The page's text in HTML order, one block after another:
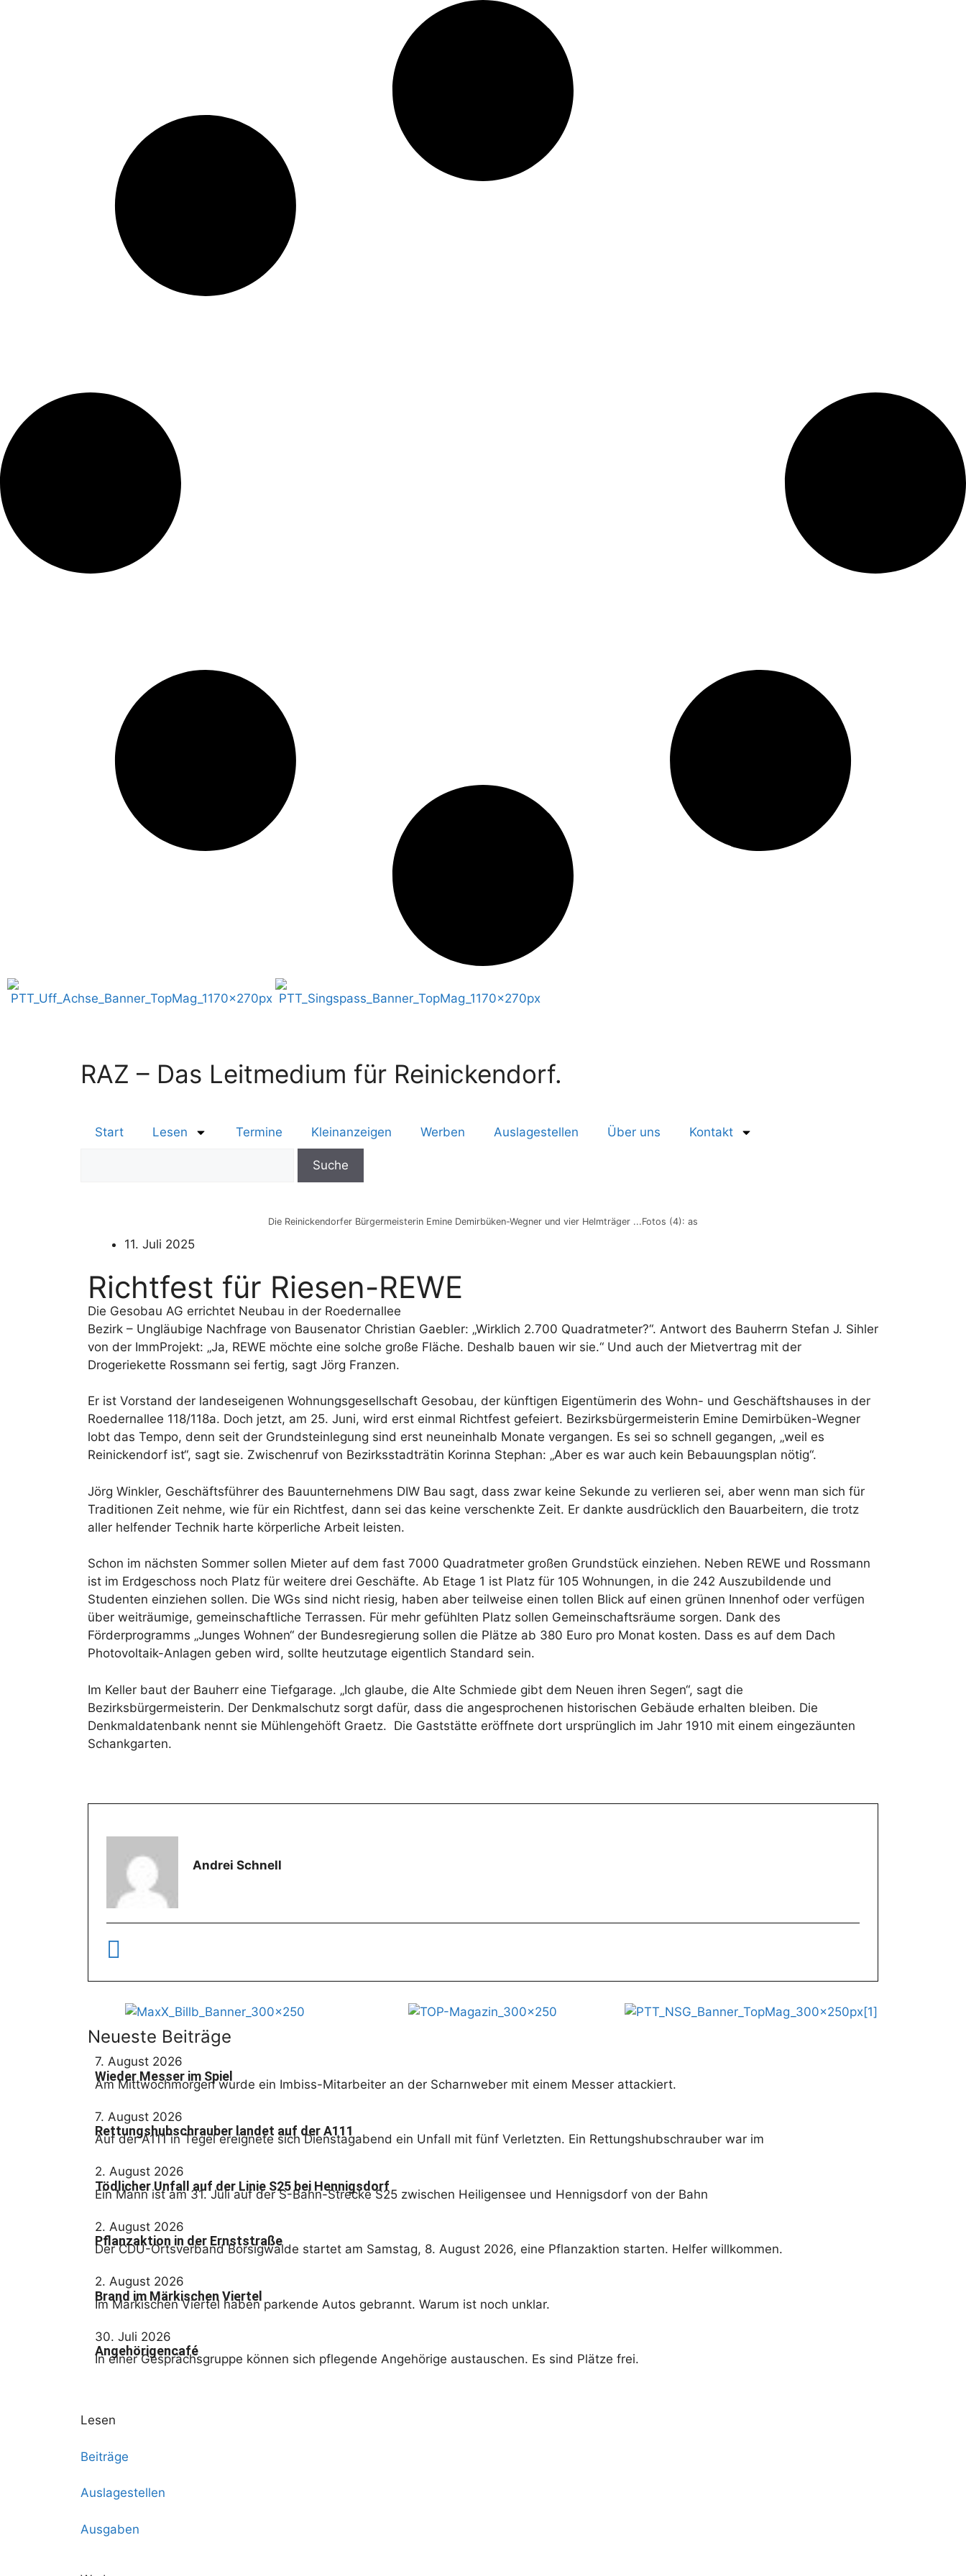
RAZ – Das Leitmedium für Reinickendorf.
Start Lesen Termine Kleinanzeigen Werben Auslagestellen Über uns Kontakt
Die Reinickendorfer Bürgermeisterin Emine Demirbüken-Wegner und vier Helmträger ...Fotos (4): as
11. Juli 2025
Richtfest für Riesen-REWE
Die Gesobau AG errichtet Neubau in der Roedernallee
Bezirk – Ungläubige Nachfrage von Bausenator Christian Gaebler: „Wirklich 2.700 Quadratmeter?“. Antwort des Bauherrn Stefan J. Sihler
von der ImmProjekt: „Ja, REWE möchte eine solche große Fläche. Deshalb bauen wir sie.“ Und auch der Mietvertrag mit der
Drogeriekette Rossmann sei fertig, sagt Jörg Franzen.
Er ist Vorstand der landeseigenen Wohnungsgesellschaft Gesobau, der künftigen Eigentümerin des Wohn- und Geschäftshauses in der
Roedernallee 118/118a. Doch jetzt, am 25. Juni, wird erst einmal Richtfest gefeiert. Bezirksbürgermeisterin Emine Demirbüken-Wegner
lobt das Tempo, denn seit der Grundsteinlegung sind erst neuneinhalb Monate vergangen. Es sei so schnell gegangen, „weil es
Reinickendorf ist“, sagt sie. Zwischenruf von Bezirksstadträtin Korinna Stephan: „Aber es war auch kein Bebauungsplan nötig“.
Jörg Winkler, Geschäftsführer des Bauunternehmens DIW Bau sagt, dass zwar keine Sekunde zu verlieren sei, aber wenn man sich für
Traditionen Zeit nehme, wie für ein Richtfest, dann sei das keine verschenkte Zeit. Er dankte ausdrücklich den Bauarbeitern, die trotz
aller helfender Technik harte körperliche Arbeit leisten.
Schon im nächsten Sommer sollen Mieter auf dem fast 7000 Quadratmeter großen Grundstück einziehen. Neben REWE und Rossmann
ist im Erdgeschoss noch Platz für weitere drei Geschäfte. Ab Etage 1 ist Platz für 105 Wohnungen, in die 242 Auszubildende und
Studenten einziehen sollen. Die WGs sind nicht riesig, haben aber teilweise einen tollen Blick auf einen grünen Innenhof oder verfügen
über weiträumige, gemeinschaftliche Terrassen. Für mehr gefühlten Platz sollen Gemeinschaftsräume sorgen. Dank des
Förderprogramms „Junges Wohnen“ der Bundesregierung sollen die Plätze ab 380 Euro pro Monat kosten. Dass es auf dem Dach
Photovoltaik-Anlagen geben wird, sollte heutzutage eigentlich Standard sein.
Im Keller baut der Bauherr eine Tiefgarage. „Ich glaube, die Alte Schmiede gibt dem Neuen ihren Segen“, sagt die
Bezirksbürgermeisterin. Der Denkmalschutz sorgt dafür, dass die angesprochenen historischen Gebäude erhalten bleiben. Die
Denkmaldatenbank nennt sie Mühlengehöft Graetz. Die Gaststätte eröffnete dort ursprünglich im Jahr 1910 mit einem eingezäunten
Schankgarten.
Andrei Schnell
Neueste Beiträge
7. August 2026
Wieder Messer im Spiel
Am Mittwochmorgen wurde ein Imbiss-Mitarbeiter an der Scharnweber mit einem Messer attackiert.
7. August 2026
Rettungshubschrauber landet auf der A111
Auf der A111 in Tegel ereignete sich Dienstagabend ein Unfall mit fünf Verletzten. Ein Rettungshubschrauber war im
2. August 2026
Tödlicher Unfall auf der Linie S25 bei Hennigsdorf
Ein Mann ist am 31. Juli auf der S-Bahn-Strecke S25 zwischen Heiligensee und Hennigsdorf von der Bahn
2. August 2026
Pflanzaktion in der Ernststraße
Der CDU-Ortsverband Borsigwalde startet am Samstag, 8. August 2026, eine Pflanzaktion starten. Helfer willkommen.
2. August 2026
Brand im Märkischen Viertel
Im Märkischen Viertel haben parkende Autos gebrannt. Warum ist noch unklar.
30. Juli 2026
Angehörigencafé
In einer Gesprächsgruppe können sich pflegende Angehörige austauschen. Es sind Plätze frei.
Lesen
Beiträge
Auslagestellen
Ausgaben